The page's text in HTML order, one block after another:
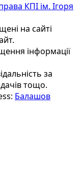
КПІ ім. Ігоря
на сайті
інформації
за
тощо.
Балашов